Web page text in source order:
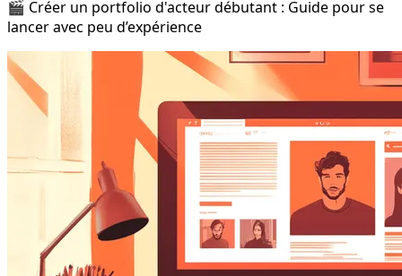
🎬 Créer un portfolio d'acteur débutant : Guide pour se
lancer avec peu d’expérience